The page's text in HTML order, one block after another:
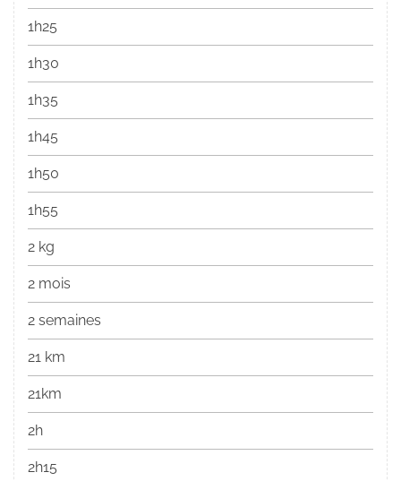
1h25
1h30
1h35
1h45
1h50
1h55
2 kg
2 mois
2 semaines
21 km
21km
2h
2h15